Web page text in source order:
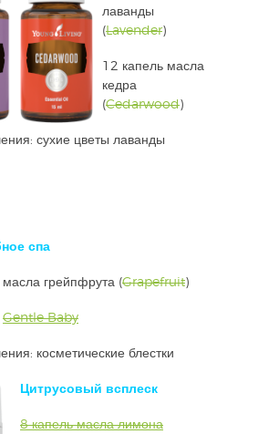
лаванды
(Lavender)
12 капель масла
кедра
(Cedarwood)
сухие цветы лаванды
спа
масла грейпфрута (Grapefruit)
Gentle Baby
косметические блестки
Цитрусовый всплеск
8 капель масла лимона